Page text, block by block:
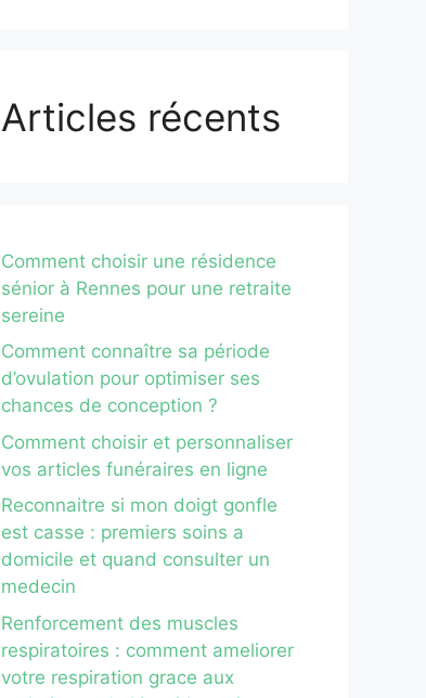
Articles récents
Comment choisir une résidence
sénior à Rennes pour une retraite
sereine
Comment connaître sa période
d’ovulation pour optimiser ses
chances de conception ?
Comment choisir et personnaliser
vos articles funéraires en ligne
Reconnaitre si mon doigt gonfle
est casse : premiers soins a
domicile et quand consulter un
medecin
Renforcement des muscles
respiratoires : comment ameliorer
votre respiration grace aux